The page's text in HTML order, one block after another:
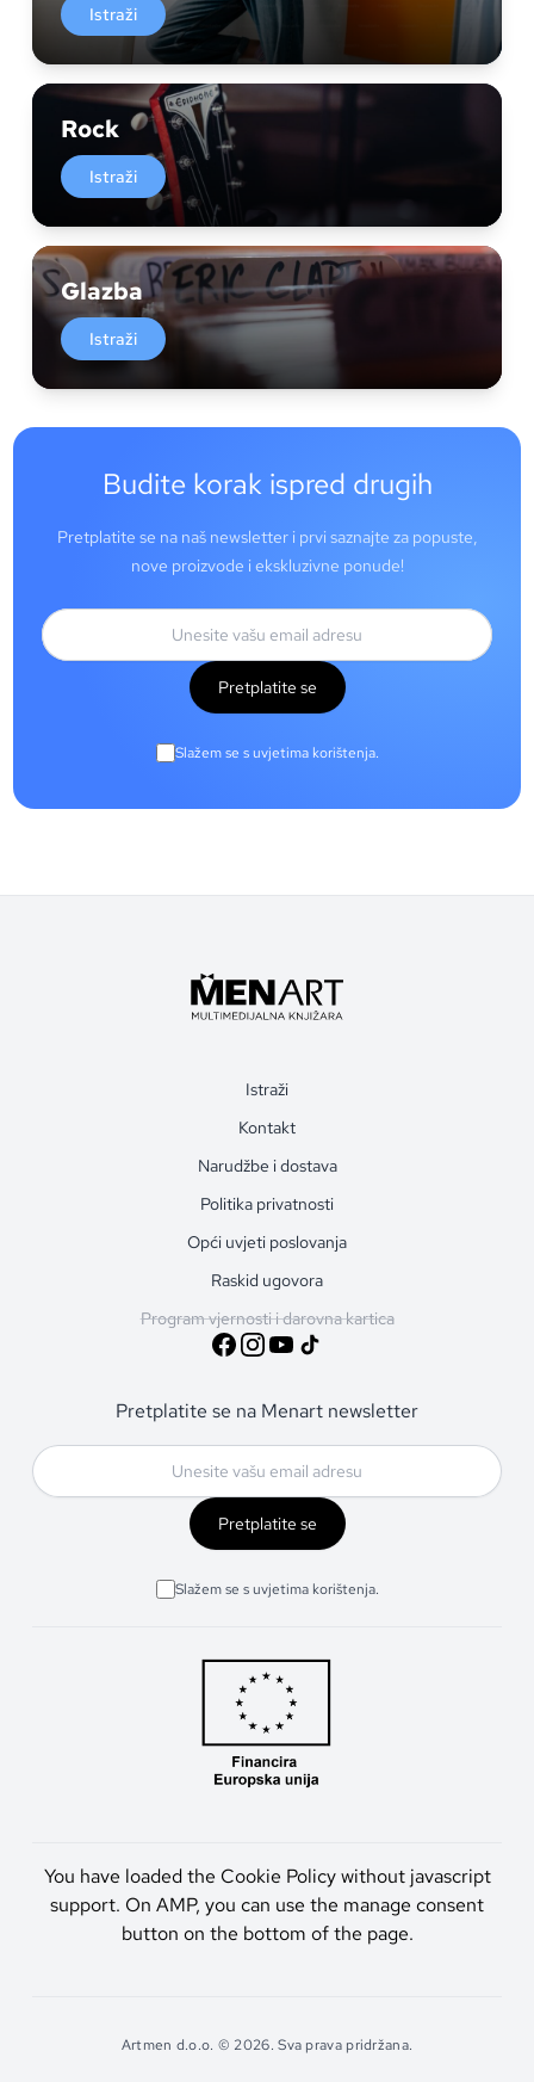
Istraži
Rock
Istraži
Glazba
Istraži
Budite korak ispred drugih
Pretplatite se na naš newsletter i prvi saznajte za popuste,
nove proizvode i ekskluzivne ponude!
Pretplatite se
Slažem se s uvjetima korištenja.
Istraži
Kontakt
Narudžbe i dostava
Politika privatnosti
Opći uvjeti poslovanja
Raskid ugovora
Program vjernosti i darovna kartica
Pretplatite se na Menart newsletter
Pretplatite se
Slažem se s uvjetima korištenja.
You have loaded the Cookie Policy without javascript
support. On AMP, you can use the manage consent
button on the bottom of the page.
Artmen d.o.o. © 2026. Sva prava pridržana.